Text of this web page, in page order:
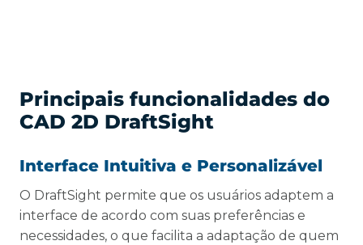
Principais funcionalidades do
CAD 2D DraftSight
Interface Intuitiva e Personalizável
O DraftSight permite que os usuários adaptem a
interface de acordo com suas preferências e
necessidades, o que facilita a adaptação de quem